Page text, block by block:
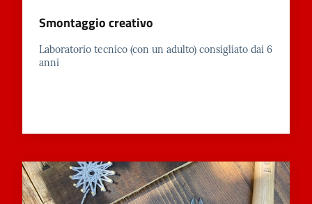
Smontaggio creativo
Laboratorio tecnico (con un adulto) consigliato dai 6
anni